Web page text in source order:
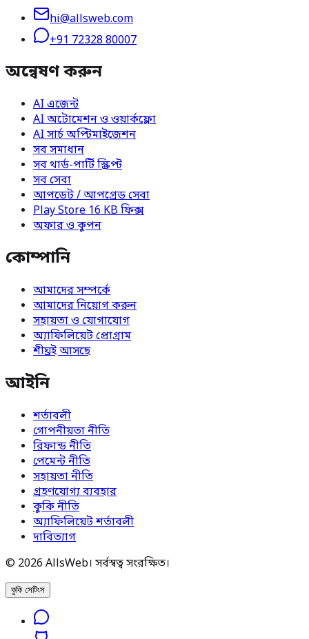
hi@allsweb.com
+91 72328 80007
অন্বেষণ করুন
AI এজেন্ট
AI অটোমেশন ও ওয়ার্কফ্লো
AI সার্চ অপ্টিমাইজেশন
সব সমাধান
সব থার্ড-পার্টি স্ক্রিপ্ট
সব সেবা
আপডেট / আপগ্রেড সেবা
Play Store 16 KB ফিক্স
অফার ও কুপন
কোম্পানি
আমাদের সম্পর্কে
আমাদের নিয়োগ করুন
সহায়তা ও যোগাযোগ
অ্যাফিলিয়েট প্রোগ্রাম
শীঘ্রই আসছে
আইনি
শর্তাবলী
গোপনীয়তা নীতি
রিফান্ড নীতি
পেমেন্ট নীতি
সহায়তা নীতি
গ্রহণযোগ্য ব্যবহার
কুকি নীতি
অ্যাফিলিয়েট শর্তাবলী
দাবিত্যাগ
© 2026 AllsWeb। সর্বস্বত্ব সংরক্ষিত।
কুকি সেটিংস